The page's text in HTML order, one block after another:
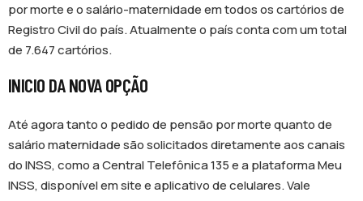
por morte e o salário-maternidade em todos os cartórios de
Registro Civil do país. Atualmente o país conta com um total
de 7.647 cartórios.
INICIO DA NOVA OPÇÃO
Até agora tanto o pedido de pensão por morte quanto de
salário maternidade são solicitados diretamente aos canais
do INSS, como a Central Telefônica 135 e a plataforma Meu
INSS, disponível em site e aplicativo de celulares. Vale